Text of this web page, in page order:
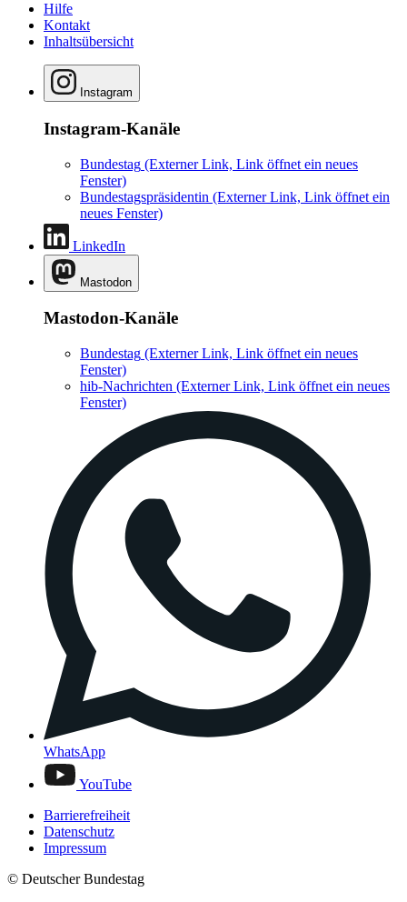
Hilfe
Kontakt
Inhaltsübersicht
Instagram
Instagram-Kanäle
Bundestag (Externer Link, Link öffnet ein neues
Fenster)
Bundestagspräsidentin (Externer Link, Link öffnet ein
neues Fenster)
LinkedIn
Mastodon
Mastodon-Kanäle
Bundestag (Externer Link, Link öffnet ein neues
Fenster)
hib-Nachrichten (Externer Link, Link öffnet ein neues
Fenster)
WhatsApp
YouTube
Barrierefreiheit
Datenschutz
Impressum
© Deutscher Bundestag